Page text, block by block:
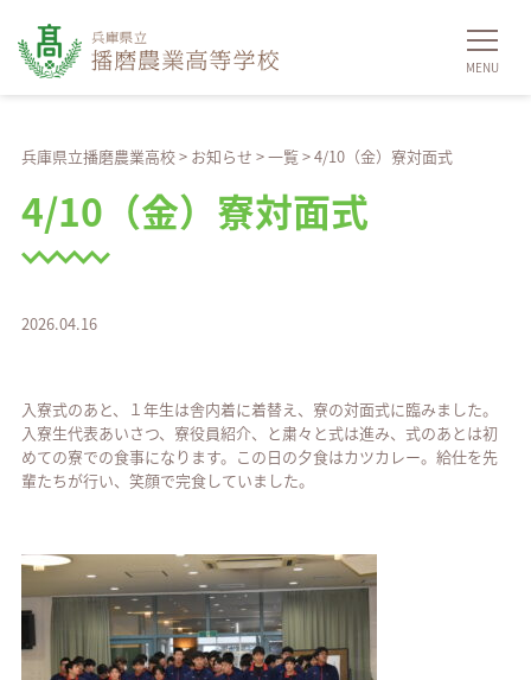
兵庫県立播磨農業高校> お知らせ >一覧>4/10（金）寮対面式
4/10（金）寮対面式
2026.04.16
入寮式のあと、１年生は舎内着に着替え、寮の対面式に臨みました。
入寮生代表あいさつ、寮役員紹介、と粛々と式は進み、式のあとは初
めての寮での食事になります。この日の夕食はカツカレー。給仕を先
輩たちが行い、笑顔で完食していました。